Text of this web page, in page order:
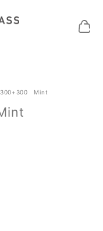
300+300 Mint